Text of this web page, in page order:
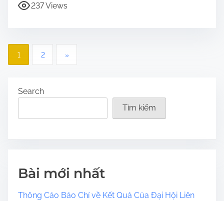
237 Views
1 2 »
Search
Tìm kiếm
Bài mới nhất
Thông Cáo Báo Chí về Kết Quả Của Đại Hội Liên